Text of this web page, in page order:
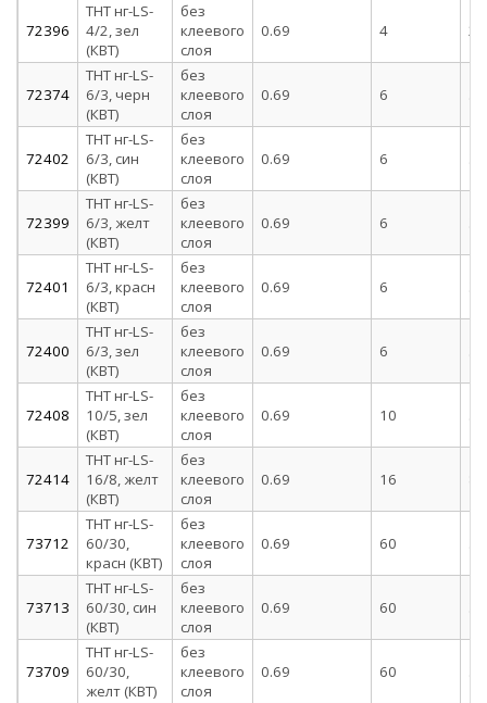
72396
ТНТ нг-LS-
4/2, зел
(КВТ)
без
клеевого
слоя
0.69 4 2
72374
ТНТ нг-LS-
6/3, черн
(КВТ)
без
клеевого
слоя
0.69 6
72402
ТНТ нг-LS-
6/3, син
(КВТ)
без
клеевого
слоя
0.69 6
72399
ТНТ нг-LS-
6/3, желт
(КВТ)
без
клеевого
слоя
0.69 6
72401
ТНТ нг-LS-
6/3, красн
(КВТ)
без
клеевого
слоя
0.69 6
72400
ТНТ нг-LS-
6/3, зел
(КВТ)
без
клеевого
слоя
0.69 6
72408
ТНТ нг-LS-
10/5, зел
(КВТ)
без
клеевого
слоя
0.69 10
72414
ТНТ нг-LS-
16/8, желт
(КВТ)
без
клеевого
слоя
0.69 16
73712
ТНТ нг-LS-
60/30,
красн (КВТ)
без
клеевого
слоя
0.69 60
73713
ТНТ нг-LS-
60/30, син
(КВТ)
без
клеевого
слоя
0.69 60
73709
ТНТ нг-LS-
60/30,
желт (КВТ)
без
клеевого
слоя
0.69 60